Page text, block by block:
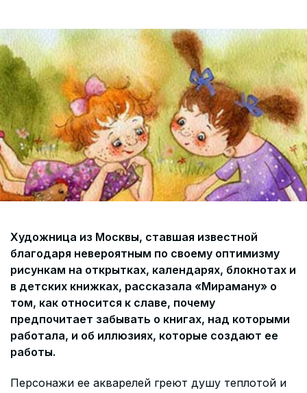
Художница из Москвы, ставшая известной
благодаря невероятным по своему оптимизму
рисункам на открытках, календарях, блокнотах и
в детских книжках, рассказала «Мираману» о
том, как относится к славе, почему
предпочитает забывать о книгах, над которыми
работала, и об иллюзиях, которые создают ее
работы.
Персонажи ее акварелей греют душу теплотой и
СОГЛАСИЕ на получение рекламных сообщений и
информации Пользователя МИРА ID
Контакты
Помощь
Политика и соглашение на обработку
персональных данных